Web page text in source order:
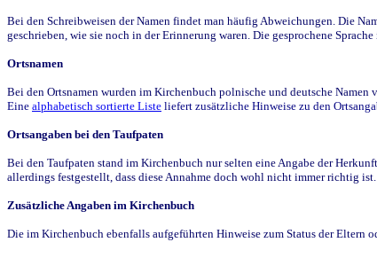
Bei den Schreibweisen der Namen findet man häufig Abweichungen. Die
geschrieben, wie sie noch in der Erinnerung waren. Die gesprochene
Ortsnamen
Bei den Ortsnamen wurden im Kirchenbuch polnische und deutsche Namen
Eine alphabetisch sortierte Liste liefert zusätzliche Hinweise zu den
Ortsangaben bei den Taufpaten
Bei den Taufpaten stand im Kirchenbuch nur selten eine Angabe der
allerdings festgestellt, dass diese Annahme doch wohl nicht immer richtig
Zusätzliche Angaben im Kirchenbuch
Die im Kirchenbuch ebenfalls aufgeführten Hinweise zum Status der Eltern